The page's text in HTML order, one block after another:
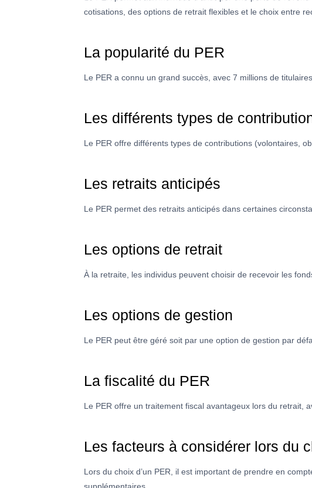
cotisations, des options de retrait flexibles et le choix entre
La popularité du PER
Le PER a connu un grand succès, avec 7 millions de
Les différents types de
Le PER offre différents types de contributions (volontaires,
Les retraits anticipés
Le PER permet des retraits anticipés dans certaines
Les options de retrait
À la retraite, les individus peuvent choisir de recevoir les
Les options de gestion
Le PER peut être géré soit par une option de gestion par
La fiscalité du PER
Le PER offre un traitement fiscal avantageux lors du retrait,
Les facteurs à considérer lors du
Lors du choix d’un PER, il est important de prendre en